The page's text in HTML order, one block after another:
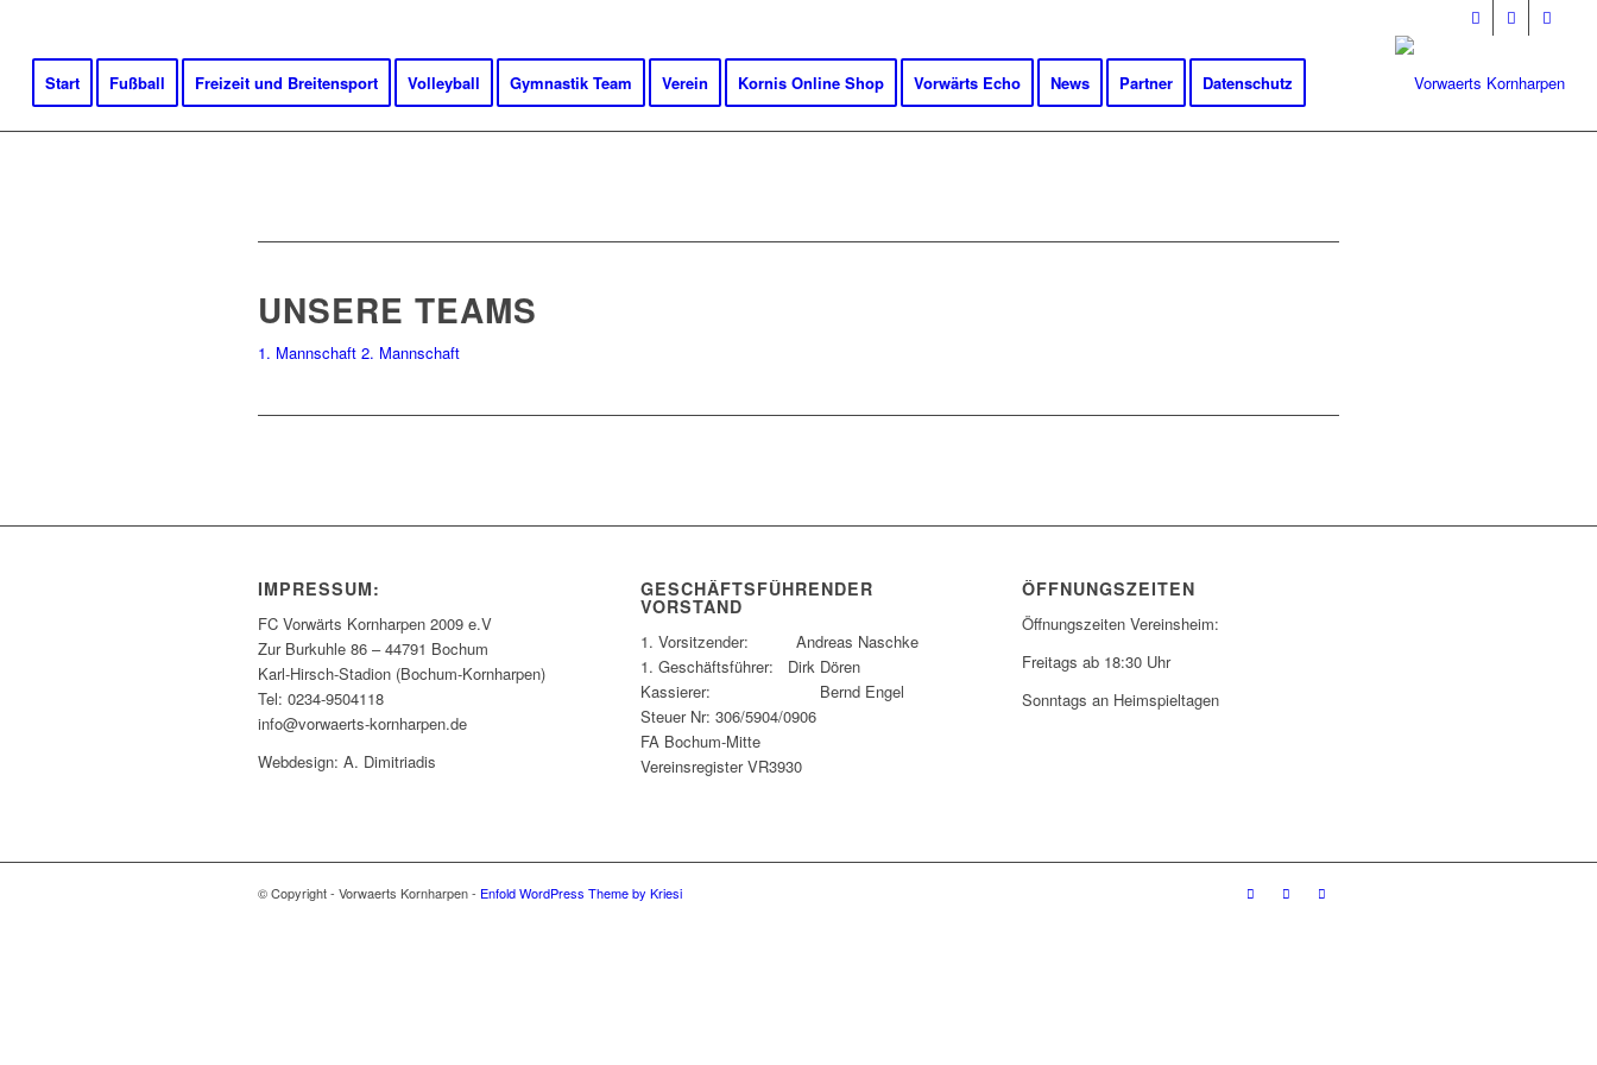
Start Fußball Freizeit und Breitensport Volleyball Gymnastik Team Verein Kornis Online Shop Vorwärts Echo News Partner Datenschutz
UNSERE TEAMS
1. Mannschaft 2. Mannschaft
IMPRESSUM:
FC Vorwärts Kornharpen 2009 e.V
Zur Burkuhle 86 – 44791 Bochum
Karl-Hirsch-Stadion (Bochum-Kornharpen)
Tel: 0234-9504118
info@vorwaerts-kornharpen.de
Webdesign: A. Dimitriadis
GESCHÄFTSFÜHRENDER
VORSTAND
1. Vorsitzender: Andreas Naschke
1. Geschäftsführer: Dirk Dören
Kassierer: Bernd Engel
Steuer Nr: 306/5904/0906
FA Bochum-Mitte
Vereinsregister VR3930
ÖFFNUNGSZEITEN
Öffnungszeiten Vereinsheim:
Freitags ab 18:30 Uhr
Sonntags an Heimspieltagen
© Copyright - Vorwaerts Kornharpen - Enfold WordPress Theme by Kriesi